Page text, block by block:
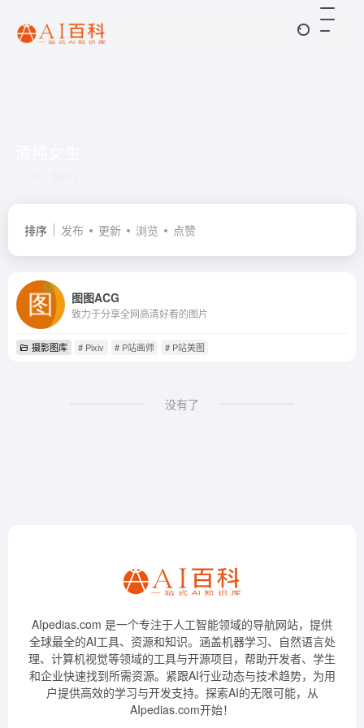
排序 发布 更新 浏览 点赞
图图ACG
致力于分享全网高清好看的图片
摄影图库 # Pixiv # P站画师 # P站美图
没有了
AIpedias.com 是一个专注于人工智能领域的导航网站，提供
全球最全的AI工具、资源和知识。涵盖机器学习、自然语言处
理、计算机视觉等领域的工具与开源项目，帮助开发者、学生
和企业快速找到所需资源。紧跟AI行业动态与技术趋势，为用
户提供高效的学习与开发支持。探索AI的无限可能，从
AIpedias.com开始！